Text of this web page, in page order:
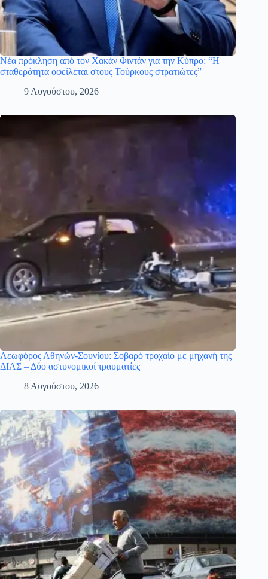
Νέα πρόκληση από τον Χακάν Φιντάν για την Κύπρο: “Η
σταθερότητα οφείλεται στους Τούρκους στρατιώτες”
9 Αυγούστου, 2026
Λεωφόρος Αθηνών-Σουνίου: Σοβαρό τροχαίο με μηχανή της
ΔΙΑΣ – Δύο αστυνομικοί τραυματίες
8 Αυγούστου, 2026